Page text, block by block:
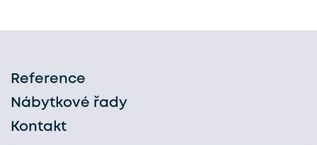
Reference
Nábytkové řady
Kontakt